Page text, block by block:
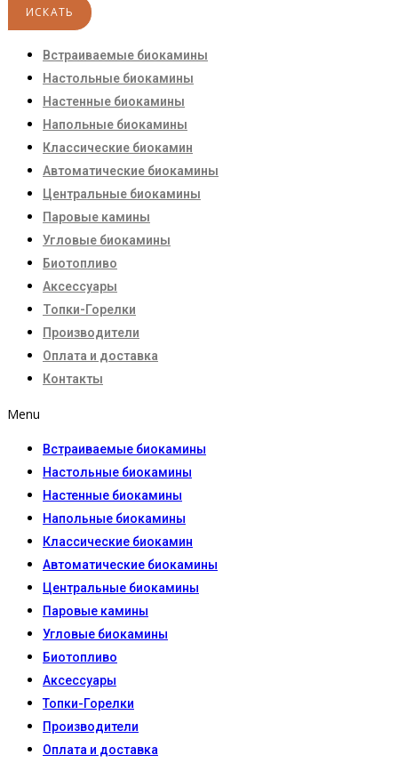
Встраиваемые биокамины
Настoльные биокамины
Настенные биокамины
Напольные биокамины
Классические биокамин
Автоматические биокамины
Центральные биокамины
Паровые камины
Угловые биокамины
Биотопливо
Аксессуары
Топки-Горелки
Производители
Оплата и доставка
Контакты
Menu
Встраиваемые биокамины
Настoльные биокамины
Настенные биокамины
Напольные биокамины
Классические биокамин
Автоматические биокамины
Центральные биокамины
Паровые камины
Угловые биокамины
Биотопливо
Аксессуары
Топки-Горелки
Производители
Оплата и доставка